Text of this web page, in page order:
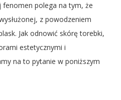
fenomen polega na tym, że
z powodzeniem
Jak odnowić skórę torebki,
estetycznymi i
na to pytanie w poniższym